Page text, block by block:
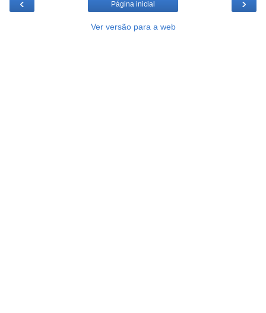
‹ ›
Página inicial
Ver versão para a web